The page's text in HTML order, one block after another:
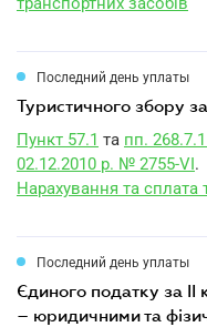
Последний день уплаты
туристичного збору
Пункт 57.1 та пп.
02.12.2010 р. № 2755-VI.
Нарахування та сплата
Последний день уплаты
єдиного податку за II квартал 2026 року платниками
– юридичними та